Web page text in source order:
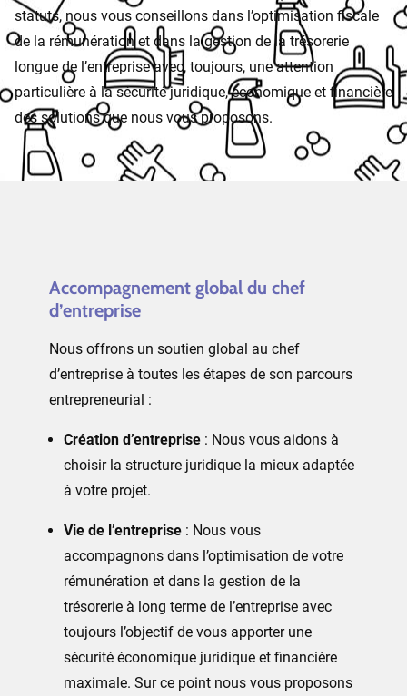
statuts, nous vous conseillons dans l’optimisation fiscale
de la rémunération et dans la gestion de la trésorerie
longue de l’entreprise avec, toujours, une attention
particulière à la sécurité juridique, économique et financière
des solutions que nous vous proposons.
Accompagnement global du chef
d’entreprise
Nous offrons un soutien global au chef
d’entreprise à toutes les étapes de son parcours
entrepreneurial :
Création d’entreprise : Nous vous aidons à
choisir la structure juridique la mieux adaptée
à votre projet.
Vie de l’entreprise : Nous vous
accompagnons dans l’optimisation de votre
rémunération et dans la gestion de la
trésorerie à long terme de l’entreprise avec
toujours l’objectif de vous apporter une
sécurité économique juridique et financière
maximale. Sur ce point nous vous proposons